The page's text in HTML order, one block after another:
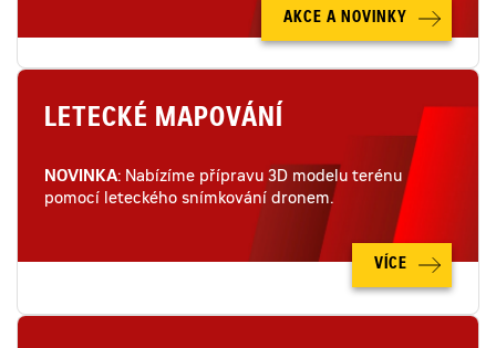
AKCE A NOVINKY
LETECKÉ MAPOVÁNÍ
NOVINKA: Nabízíme přípravu 3D modelu terénu
pomocí leteckého snímkování dronem.
VÍCE